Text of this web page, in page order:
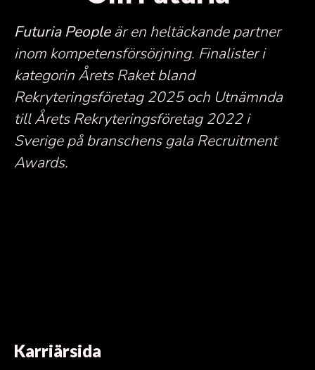
Futuria People är en heltäckande partner
inom kompetensförsörjning. Finalister i
kategorin Årets Raket bland
Rekryteringsföretag 2025 och Utnämnda
till Årets Rekryteringsföretag 2022 i
Sverige på branschens gala Recruitment
Awards.
Karriärsida